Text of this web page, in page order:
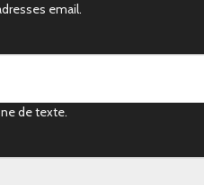
email.
de texte.